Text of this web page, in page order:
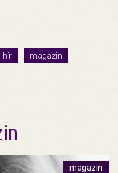
hír magazin
magazin